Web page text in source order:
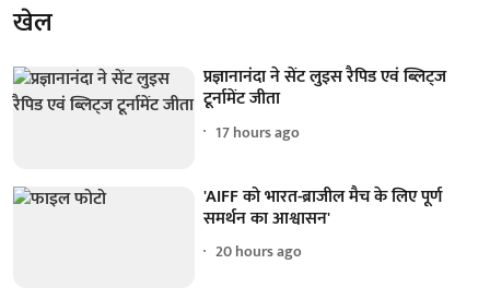
खेल
प्रज्ञानानंदा ने सेंट लुइस रैपिड एवं ब्लिट्ज
टूर्नामेंट जीता
17 hours ago
'AIFF को भारत-ब्राजील मैच के लिए पूर्ण
समर्थन का आश्वासन'
20 hours ago